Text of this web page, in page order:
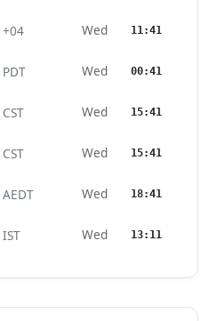
+04 Wed 11:41
PDT Wed 00:41
CST Wed 15:41
CST Wed 15:41
AEDT Wed 18:41
IST Wed 13:11